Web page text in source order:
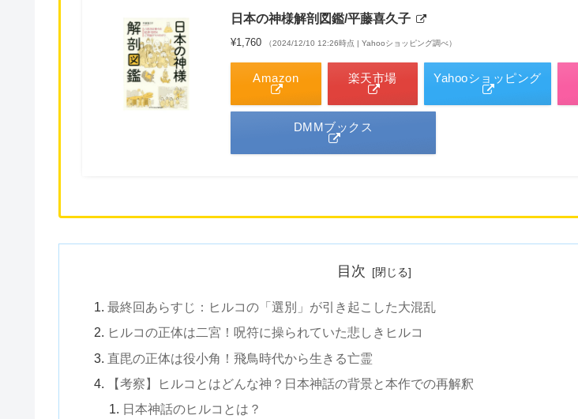
日本の神様解剖図鑑/平藤喜久子
¥1,760 （2024/12/10 12:26時点 | Yahooショッピング調べ）
Amazon 楽天市場 Yahooショッピング
DMMブックス
目次
最終回あらすじ：ヒルコの「選別」が引き起こした大混乱
ヒルコの正体は二宮！呪符に操られていた悲しきヒルコ
直毘の正体は役小角！飛鳥時代から生きる亡霊
【考察】ヒルコとはどんな神？日本神話の背景と本作での再解釈
日本神話のヒルコとは？